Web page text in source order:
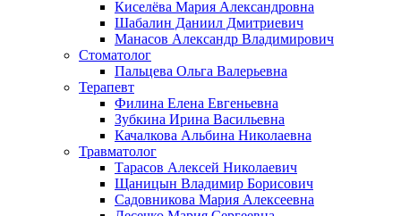
Киселёва Мария Александровна
Шабалин Даниил Дмитриевич
Манасов Александр Владимирович
Стоматолог
Пальцева Ольга Валерьевна
Терапевт
Филина Елена Евгеньевна
Зубкина Ирина Васильевна
Качалкова Альбина Николаевна
Травматолог
Тарасов Алексей Николаевич
Щаницын Владимир Борисович
Садовникова Мария Алексеевна